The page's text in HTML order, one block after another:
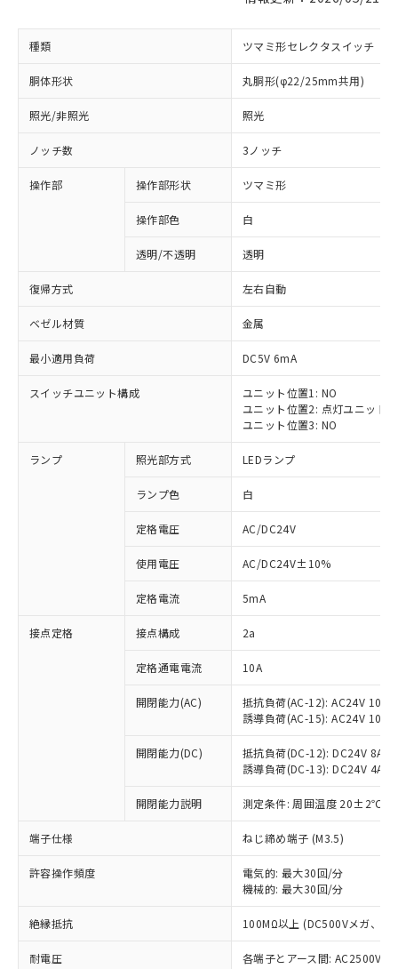
種類 ツマミ形セレクタスイッチ
胴体形状 丸胴形(φ22/25mm共用)
照光/非照光 照光
ノッチ数 3ノッチ
操作部 操作部形状 ツマミ形
操作部色 白
透明/不透明 透明
復帰方式 左右自動
ベゼル材質 金属
最小適用負荷 DC5V 6mA
スイッチユニット構成
ユニット位置1: NO
ユニット位置2: 点灯ユニット
ユニット位置3: NO
ランプ 照光部方式 LEDランプ
ランプ色 白
定格電圧 AC/DC24V
使用電圧 AC/DC24V±10%
定格電流 5mA
接点定格 接点構成 2a
定格通電電流 10A
開閉能力(AC)
抵抗負荷(AC-12): AC24V 10A/
誘導負荷(AC-15): AC24V
開閉能力(DC)
抵抗負荷(DC-12): DC24V 8A/
誘導負荷(DC-13): DC24V 4A/
開閉能力説明 測定条件: 周囲温度 20±2℃、
端子仕様 ねじ締め端子 (M3.5)
許容操作頻度
電気的: 最大30回/分
機械的: 最大30回/分
絶縁抵抗 100MΩ以上 (DC500Vメガ、点
耐電圧
各端子とアース間: AC2500V
ご利用条件
以下の条件をお読みいただき、同意のうえ
本サービスは、当社制御機器事業取扱
商品の当社在庫状況および標準価格
(税抜)を提供させていただくもので
当社制御機器事業取扱商品の中には、
本サービスの対象外となる商品もある
ことをご了承ください。
在庫状況および標準価格照会結果は、
記載している更新日時点での社内デー
タに基づき作成されるものであり、閲
覧された時点での実際の在庫および標
準価格とは異なる場合があることをご
対応済み：EU RoHS指令（10物質）の
非含有に対応した製品が提供可能な商品で
対応予定：EU RoHS指令（10物質）の非含
有に対応した製品に切り替える予定のある
対応予定なし：EU RoHS指令（10物質）の
非含有に非対応の商品で、対応品を出す予
調査・確認中：EU RoHS指令（10物質）の
非含有の対応状況を調査中または確認中の
非該当品：ライセンス料など無形物で、有
害物質有無と関係のない商品です。
仕入先様の事情により、非含有部品として
いたものが、含有品と判明した場合などや
むを得ず変更することがあります。
*EU RoHS指令（10物質）：
鉛(Pb) 1000ppm以下、 水銀(Hg) 1000ppm以下、 カド
六価クロム(Cr(Ⅵ)) 1000ppm以下、ポリ臭化ビフェニル
※1 中国RoHS○×表
「○」：最大均質材料含有率が中国RoHSの
基準値以下であることを示します。
「×」：最大均質材料含有率が中国RoHSの
基準値を超えていることを示します。
「－」：未確認です。当社販売部門へお問
*中国RoHS10物質の基準値 (GB/T26572)：
当社は、これら貴社製品のうち、外国
為替および外国貿易法に定める商品
（以下｢規制貨物等」という）を輸出
または国外への提供する場合は、日本
国政府の輸出許可(または役務取引許
可)を取得するなどの必要な手続きを